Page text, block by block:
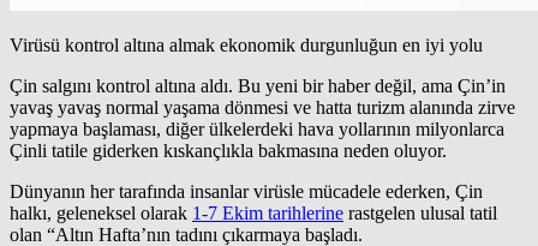
Virüsü kontrol altına almak ekonomik durgunluğun en iyi yolu
Çin salgını kontrol altına aldı. Bu yeni bir haber değil, ama Çin’in
yavaş yavaş normal yaşama dönmesi ve hatta turizm alanında zirve
yapmaya başlaması, diğer ülkelerdeki hava yollarının milyonlarca
Çinli tatile giderken kıskançlıkla bakmasına neden oluyor.
Dünyanın her tarafında insanlar virüsle mücadele ederken, Çin
halkı, geleneksel olarak 1-7 Ekim tarihlerine rastgelen ulusal tatil
olan “Altın Hafta’nın tadını çıkarmaya başladı.